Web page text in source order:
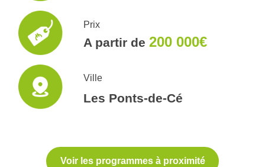
Prix
A partir de 200 000€
Ville
Les Ponts-de-Cé
Voir les programmes à proximité